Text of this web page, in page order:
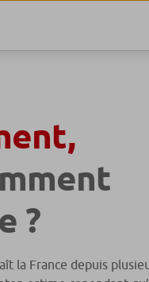
?
la France depuis